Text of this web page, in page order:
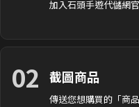
加入石頭手遊代儲網
02 截圖商品
傳送您想購買的「商